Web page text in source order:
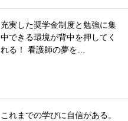
充実した奨学金制度と勉強に集
中できる環境が背中を押してく
れる！ 看護師の夢を…
これまでの学びに自信がある。